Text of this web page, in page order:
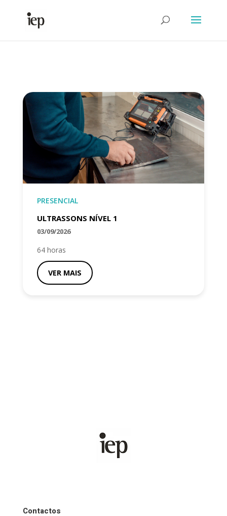
PRESENCIAL
ULTRASSONS NÍVEL 1
03/09/2026
64 horas
VER MAIS
Contactos